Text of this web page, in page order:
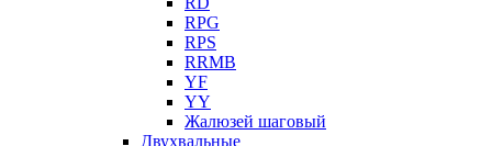
RPG
RPS
RRMB
YF
YY
Жалюзей шаговый
Двухвальные